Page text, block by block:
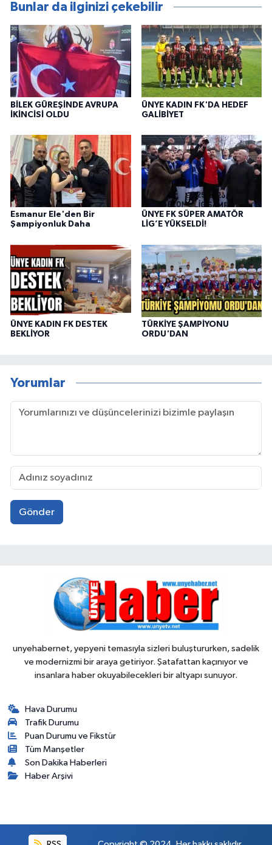
Bunlar da ilginizi çekebilir
BİLEK GÜREŞİNDE AVRUPA
İKİNCİSİ OLDU
ÜNYE KADIN FK'DA HEDEF
GALİBİYET
Esmanur Ele'den Bir
Şampiyonluk Daha
ÜNYE FK SÜPER AMATÖR
LİG’E YÜKSELDİ!
ÜNYE KADIN FK DESTEK
BEKLİYOR
TÜRKİYE ŞAMPİYONU
ORDU'DAN
Yorumlar
Gönder
unyehabernet, yepyeni temasıyla sizleri buluştururken, sadelik
ve modernizmi bir araya getiriyor. Şatafattan kaçınıyor ve
insanlara haber okuyabilecekleri bir altyapı sunuyor.
Hava Durumu
Trafik Durumu
Puan Durumu ve Fikstür
Tüm Manşetler
Son Dakika Haberleri
Haber Arşivi